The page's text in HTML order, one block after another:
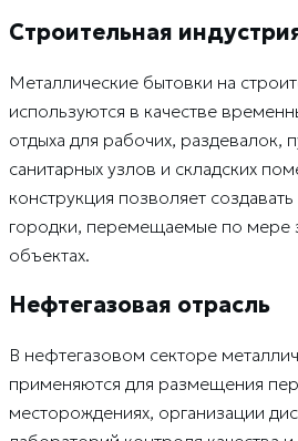
Строительная
Металлические бытовки на
используются в качестве
отдыха для рабочих, раздевалок,
санитарных узлов и складских
конструкция позволяет
городки, перемещаемые по мере
объектах.
Нефтегазовая отрасль
В нефтегазовом секторе
применяются для размещения
месторождениях, организации